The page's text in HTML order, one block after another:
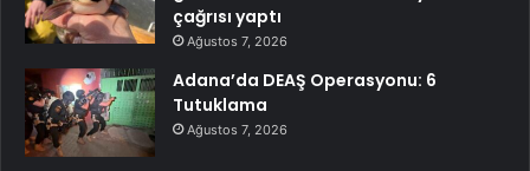
çağrısı yaptı
Ağustos 7, 2026
Adana’da DEAŞ Operasyonu: 6
Tutuklama
Ağustos 7, 2026